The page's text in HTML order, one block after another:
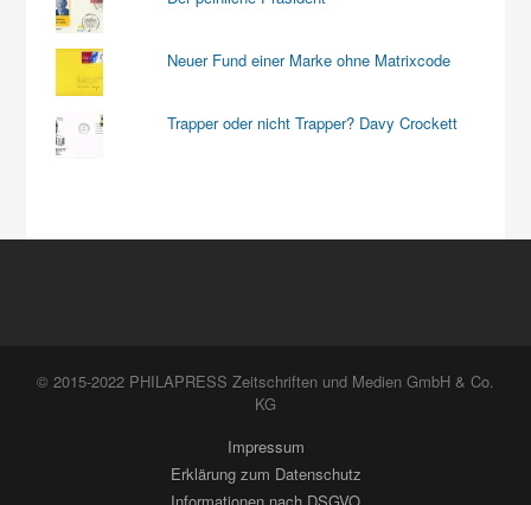
Neuer Fund einer Marke ohne Matrixcode
Trapper oder nicht Trapper? Davy Crockett
© 2015-2022 PHILAPRESS Zeitschriften und Medien GmbH & Co.
KG
Impressum
Erklärung zum Datenschutz